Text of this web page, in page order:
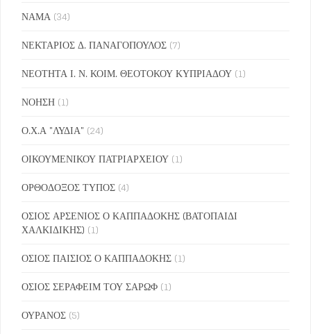
ΝΑΜΑ (34)
ΝΕΚΤΑΡΙΟΣ Δ. ΠΑΝΑΓΟΠΟΥΛΟΣ (7)
ΝΕΟΤΗΤΑ Ι. Ν. ΚΟΙΜ. ΘΕΟΤΟΚΟΥ ΚΥΠΡΙΑΔΟΥ (1)
ΝΟΗΣΗ (1)
Ο.Χ.Α "ΛΥΔΙΑ" (24)
ΟΙΚΟΥΜΕΝΙΚΟΥ ΠΑΤΡΙΑΡΧΕΙΟΥ (1)
ΟΡΘΟΔΟΞΟΣ ΤΥΠΟΣ (4)
ΟΣΙΟΣ ΑΡΣΕΝΙΟΣ Ο ΚΑΠΠΑΔΟΚΗΣ (ΒΑΤΟΠΑΙΔΙ
ΧΑΛΚΙΔΙΚΗΣ) (1)
ΟΣΙΟΣ ΠΑΙΣΙΟΣ Ο ΚΑΠΠΑΔΟΚΗΣ (1)
ΟΣΙΟΣ ΣΕΡΑΦΕΙΜ ΤΟΥ ΣΑΡΩΦ (1)
ΟΥΡΑΝΟΣ (5)